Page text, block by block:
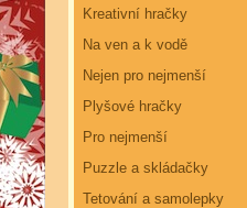
Kreativní hračky
Na ven a k vodě
Nejen pro nejmenší
Plyšové hračky
Pro nejmenší
Puzzle a skládačky
Tetování a samolepky